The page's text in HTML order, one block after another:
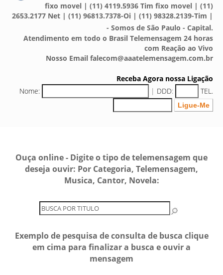
fixo movel | (11) 4119.5936 Tim fixo movel | (11)
2653.2177 Net | (11) 96813.7378-Oi | (11) 98328.2139-Tim |
- Somos de São Paulo - Capital.
Atendimento em todo o Brasil Telemensagem 24 horas
com Reação ao Vivo
Nosso Email falecom@aaatelemensagem.com.br
Receba Agora nossa Ligação
Nome:
| DDD: TEL.
Ouça online - Digite o tipo de telemensagem que
deseja ouvir: Por Categoria, Telemensagem,
Musica, Cantor, Novela:
Exemplo de pesquisa de consulta de busca clique
em cima para finalizar a busca e ouvir a
mensagem